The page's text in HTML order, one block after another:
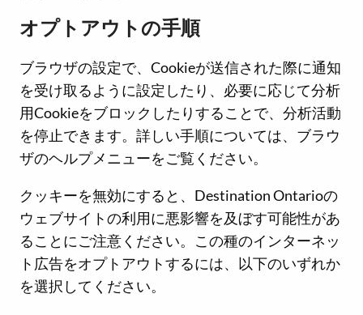
オプトアウトの手順
ブラウザの設定で、Cookieが送信された際に通知
を受け取るように設定したり、必要に応じて分析
用Cookieをブロックしたりすることで、分析活動
を停止できます。詳しい手順については、ブラウ
ザのヘルプメニューをご覧ください。
クッキーを無効にすると、Destination Ontarioの
ウェブサイトの利用に悪影響を及ぼす可能性があ
ることにご注意ください。この種のインターネッ
ト広告をオプトアウトするには、以下のいずれか
を選択してください。